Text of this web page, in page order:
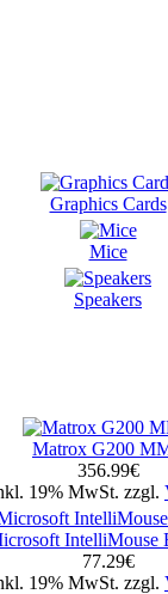
Graphics Cards
Mice
Speakers
Matrox G200
356.99€
19% MwSt. zzgl.
IntelliMouse
77.29€
19% MwSt. zzgl.